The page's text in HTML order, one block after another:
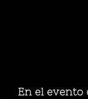
En el evento